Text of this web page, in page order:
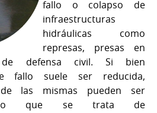
fallo o colapso de
infraestructuras
hidráulicas como
represas, presas en
defensa civil. Si bien
fallo suele ser reducida,
de las mismas pueden ser
que se trata de